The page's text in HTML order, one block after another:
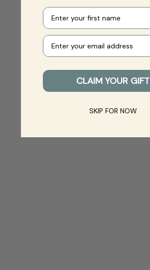
First name
Your e-mail
CLAIM YOUR GIFT
SKIP FOR NOW